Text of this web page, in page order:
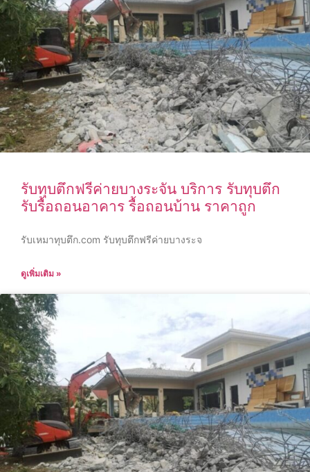
รับทุบตึกฟรีค่ายบางระจัน บริการ รับทุบตึก
รับรื้อถอนอาคาร รื้อถอนบ้าน ราคาถูก
รับเหมาทุบตึก.com รับทุบตึกฟรีค่ายบางระจ
ดูเพิ่มเติม »